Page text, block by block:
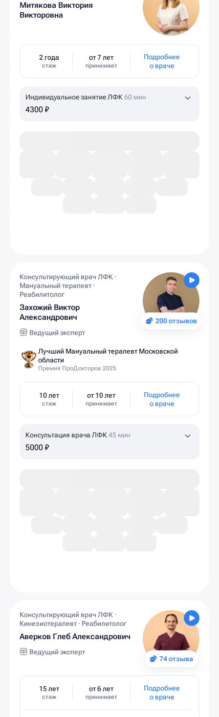
Митякова Виктория
Викторовна
2 года
стаж
от 7 лет
принимает
Подробнее
о враче
Индивидуальное занятие ЛФК60 мин
4300 ₽
200 отзывов
Консультирующий врач ЛФК ·
Мануальный терапевт ·
Реабилитолог
Захожий Виктор
Александрович
Ведущий эксперт
Лучший Мануальный терапевт Московской
области
Премия ПроДокторов 2025
10 лет
стаж
от 10 лет
принимает
Подробнее
о враче
Консультация врача ЛФК45 мин
5000 ₽
74 отзыва
Консультирующий врач ЛФК ·
Кинезиотерапевт · Реабилитолог
Аверков Глеб Александрович
Ведущий эксперт
15 лет
стаж
от 6 лет
принимает
Подробнее
о враче